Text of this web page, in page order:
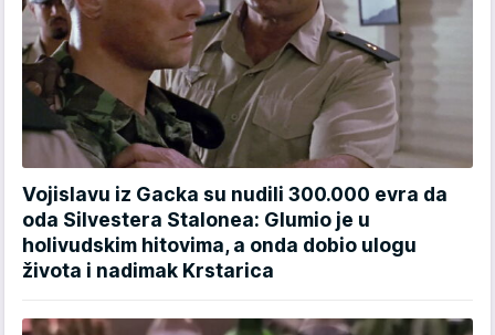
Vojislavu iz Gacka su nudili 300.000 evra da
oda Silvestera Stalonea: Glumio je u
holivudskim hitovima, a onda dobio ulogu
života i nadimak Krstarica